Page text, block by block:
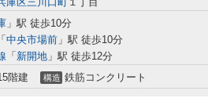
」駅 徒歩10分
「 中央市場前 」駅 徒歩10分
「 新開地 」駅 徒歩12分
階建 構造 鉄筋コンクリート